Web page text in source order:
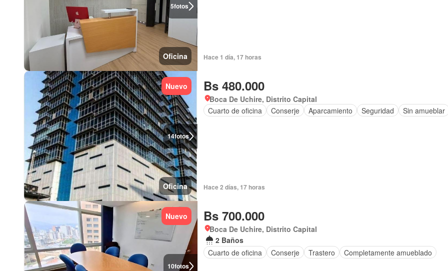
5fotos
Oficina Hace 1 día, 17 horas
14fotos
Nuevo
Oficina
Bs 480.000
Boca De Uchire, Distrito Capital
Cuarto de oficina
Conserje Aparcamiento Seguridad Sin amueblar
Hace 2 días, 17 horas
10fotos
Nuevo Bs 700.000
Boca De Uchire, Distrito Capital
2 Baños
Cuarto de oficina
Conserje Trastero Completamente amueblado